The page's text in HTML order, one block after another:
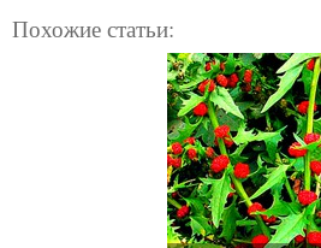
Похожие статьи: